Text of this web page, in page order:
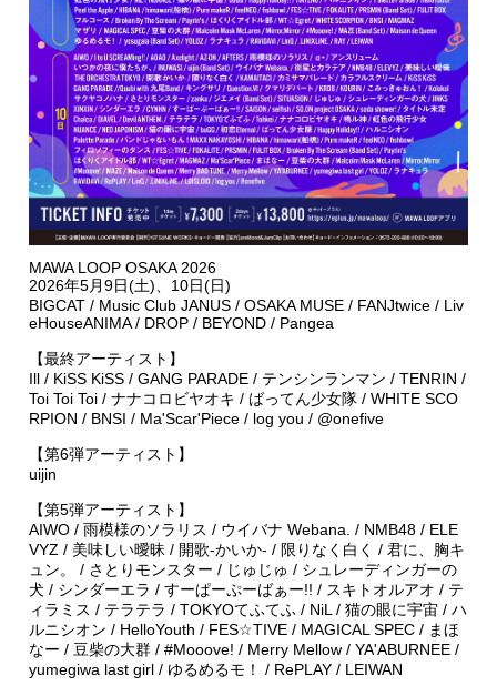
MAWA LOOP OSAKA 2026
2026年5月9日(土)、10日(日)
BIGCAT / Music Club JANUS / OSAKA MUSE / FANJtwice / Liv
eHouseANIMA / DROP / BEYOND / Pangea
【最終アーティスト】
Ill / KiSS KiSS / GANG PARADE / テンシンランマン / TENRIN /
Toi Toi Toi / ナナコロビヤオキ / ばってん少女隊 / WHITE SCO
RPION / BNSI / Ma'Scar'Piece / log you / @onefive
【第6弾アーティスト】
uijin
【第5弾アーティスト】
AIWO / 雨模様のソラリス / ウイバナ Webana. / NMB48 / ELE
VYZ / 美味しい曖昧 / 開歌-かいか- / 限りなく白く / 君に、胸キ
ュン。 / さとりモンスター / じゅじゅ / シュレーディンガーの
犬 / シンダーエラ / すーぱーぷーばぁー!! / スキトオルアオ / テ
ィラミス / テラテラ / TOKYOてふてふ / NiL / 猫の眼に宇宙 / ハ
ルニシオン / HelloYouth / FES☆TIVE / MAGICAL SPEC / まほ
なー / 豆柴の大群 / #Mooove! / Merry Mellow / YA'ABURNEE /
yumegiwa last girl / ゆるめるモ！ / RePLAY / LEIWAN